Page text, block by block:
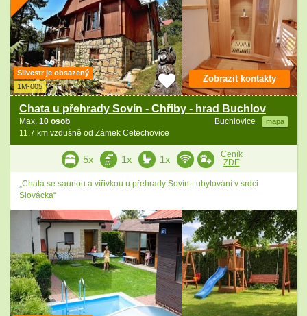
Silvestr je obsazený
1M-005
Chata u přehrady Sovín - Chřiby - hrad Buchlov
Buchlovice mapa
Max. 10 osob
11.7 km vzdušně od Zámek Cetechovice
Zobrazit kontakty
5x 1x 1x
Ceník
ZDE
„Chata se saunou a vířivkou u přehrady Sovín - ubytování v srdci
Slovácka“